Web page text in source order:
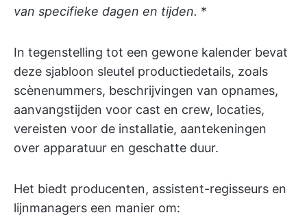
van specifieke dagen en tijden. *
In tegenstelling tot een gewone kalender bevat
deze sjabloon sleutel productiedetails, zoals
scènenummers, beschrijvingen van opnames,
aanvangstijden voor cast en crew, locaties,
vereisten voor de installatie, aantekeningen
over apparatuur en geschatte duur.
Het biedt producenten, assistent-regisseurs en
lijnmanagers een manier om: